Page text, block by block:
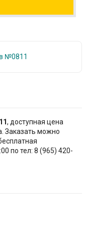
, доступная цена
Заказать можно
по тел: 8 (965) 420-